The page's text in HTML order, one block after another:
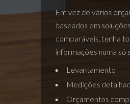
Em vez de vários
baseados em
comparáveis, tenha
informações numa só
Levantamento
Medições
Orçamentos